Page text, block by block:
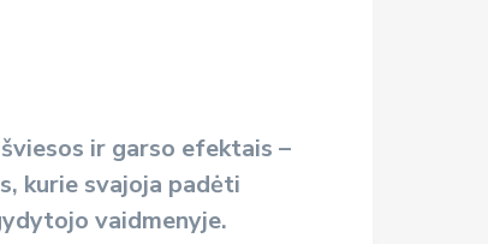
ir garso efektais –
kurie svajoja padėti
vaidmenyje.